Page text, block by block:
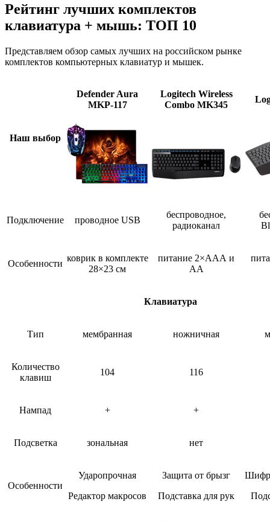
Рейтинг лучших комплектов
клавиатура + мышь: ТОП 10
Представляем обзор самых лучших на российском рынке
комплектов компьютерных клавиатур и мышек.
Наш выбор
Defender Aura
MKP-117
Logitech Wireless
Combo MK345
Подключение проводное USB
беспроводное,
радиоканал
Особенности
коврик в комплекте
28×23 см
питание 2×ААА и
АА
Клавиатура
Тип мембранная ножничная
Количество
клавиш
104 116
Нампад + +
Подсветка зональная нет
Особенности
Ударопрочная
Редактор макросов
Защита от брызг
Подставка для рук